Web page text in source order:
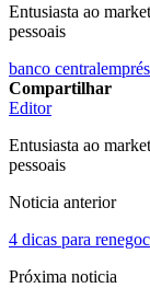
Entusiasta ao
pessoais
banco central
Compartilhar
Editor
Entusiasta ao
pessoais
Noticia anterior
4 dicas para
Próxima noticia